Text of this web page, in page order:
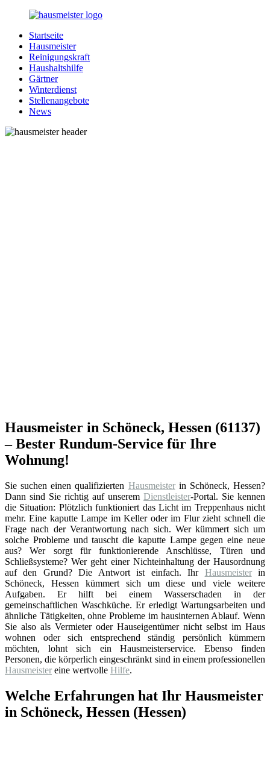
Zurück
Inhalt
Hausmeister.de
Alles
rund
Ihren
Haushalt
Startseite
Hausmeister
Reinigungskraft
Haushaltshilfe
Gärtner
Winterdienst
Stellenangebote
News
Hausmeister in Schöneck, Hessen (61137)
– Bester Rundum-Service für Ihre
Wohnung!
Sie suchen einen qualifizierten Hausmeisterin Schöneck, Hessen?
Dann sind Sie richtig auf unserem Dienstleister-Portal. Sie kennen
die Situation: Plötzlich funktioniert das Licht im Treppenhaus nicht
mehr. Eine kaputte Lampe im Keller oder im Flur zieht schnell die
Frage nach der Verantwortung nach sich. Wer kümmert sich um
solche Probleme und tauscht die kaputte Lampe gegen eine neue
aus? Wer sorgt für funktionierende Anschlüsse, Türen und
Schließsysteme? Wer geht einer Nichteinhaltung der Hausordnung
auf den Grund? Die Antwort ist einfach. Ihr Hausmeisterin
Schöneck, Hessen kümmert sich um diese und viele weitere
Aufgaben. Er hilft bei einem Wasserschaden in der
gemeinschaftlichen Waschküche. Er erledigt Wartungsarbeiten und
ähnliche Tätigkeiten, ohne Probleme im hausinternen Ablauf. Wenn
Sie also als Vermieter oder Hauseigentümer nicht selbst im Haus
wohnen oder sich entsprechend ständig persönlich kümmern
möchten, lohnt sich ein Hausmeisterservice. Ebenso finden
Personen, die körperlich eingeschränkt sind in einem professionellen
Hausmeister eine wertvolle Hilfe.
Welche Erfahrungen hat Ihr Hausmeister
in Schöneck, Hessen (Hessen)